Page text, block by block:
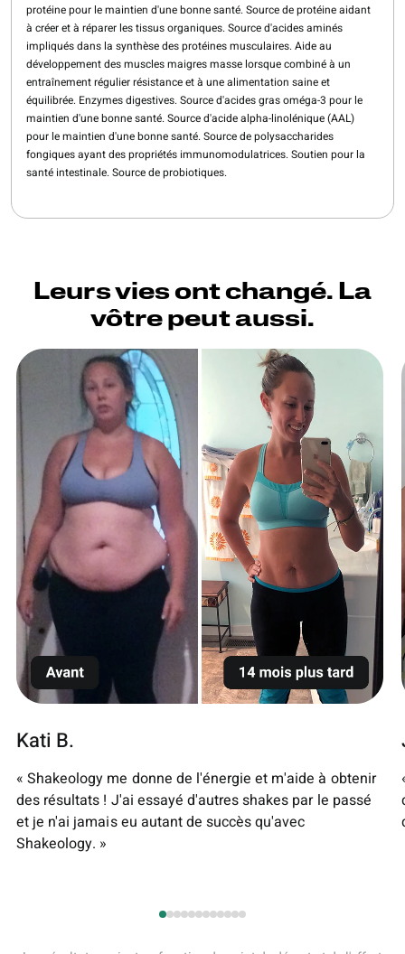
protéine pour le maintien d'une bonne santé. Source de protéine aidant
à créer et à réparer les tissus organiques. Source d'acides aminés
impliqués dans la synthèse des protéines musculaires. Aide au
développement des muscles maigres masse lorsque combiné à un
entraînement régulier résistance et à une alimentation saine et
équilibrée. Enzymes digestives. Source d'acides gras oméga-3 pour le
maintien d'une bonne santé. Source d'acide alpha-linolénique (AAL)
pour le maintien d'une bonne santé. Source de polysaccharides
fongiques ayant des propriétés immunomodulatrices. Soutien pour la
santé intestinale. Source de probiotiques.
Leurs vies ont changé. La
vôtre peut aussi.
Kati B.
« Shakeology me donne de l'énergie et m'aide à obtenir
des résultats ! J'ai essayé d'autres shakes par le passé
et je n'ai jamais eu autant de succès qu'avec
Shakeology. »